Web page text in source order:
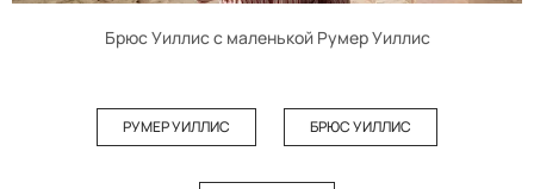
Брюс Уиллис с маленькой Румер Уиллис
РУМЕР УИЛЛИС БРЮС УИЛЛИС